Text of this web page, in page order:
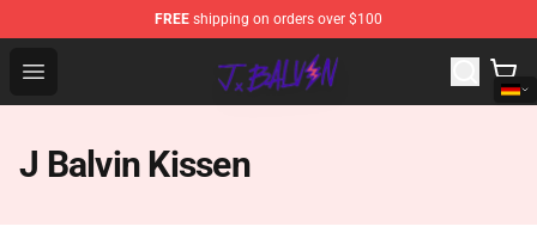
FREE shipping on orders over $100
Open menu
J Balvin Store - Official J Balvin Merchandise Shop
J Balvin Kissen